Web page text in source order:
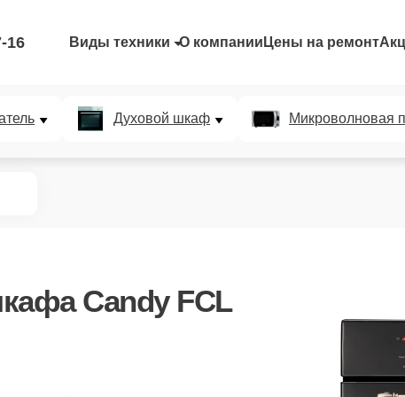
16 Виды техники О компании Цены на ремонт
Духовой шкаф Микроволновая
Candy FCL